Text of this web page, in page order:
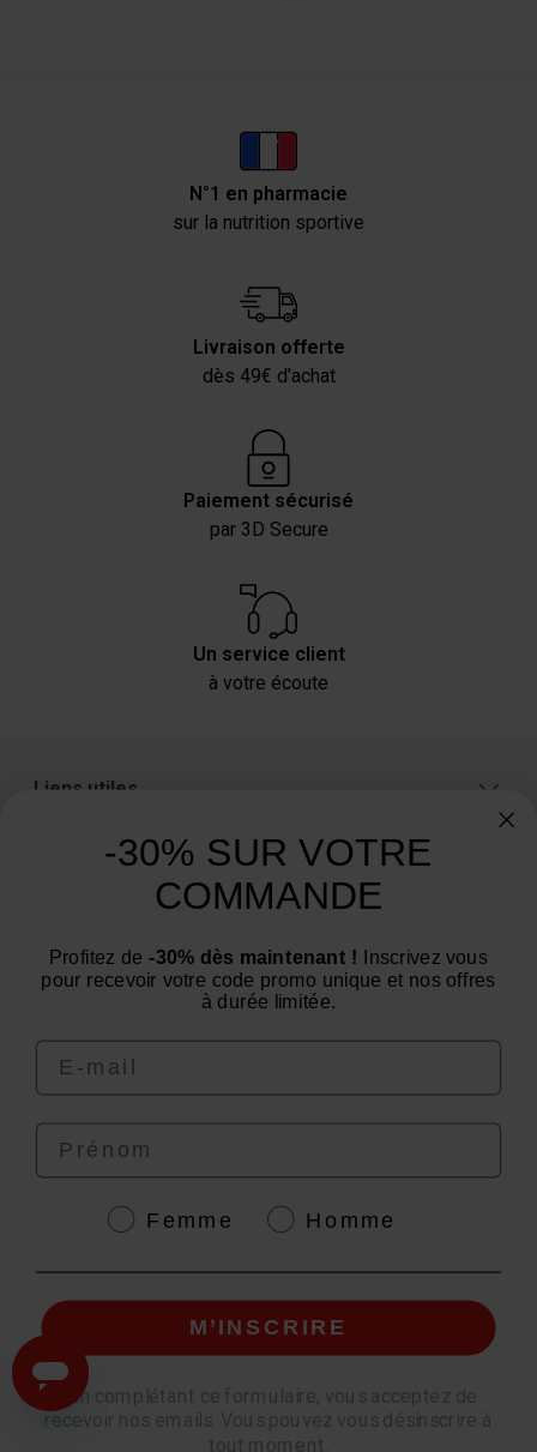
N°1 en pharmacie
sur la nutrition sportive
Livraison offerte
dès 49€ d'achat
Paiement sécurisé
par 3D Secure
Un service client
à votre écoute
Liens utiles
Nous contacter par email
© EAFIT 2026 | Paiement sécurisé | *Norme AFNOR NF EN 17444. Voir fiche
produit.
granions.fr|punch-power.com
-30% SUR VOTRE
COMMANDE
Profitez de -30% dès maintenant ! Inscrivez vous
pour recevoir votre code promo unique et nos offres
à durée limitée.
Email
Prénom
GenreFemme Homme
M’INSCRIRE
En complétant ce formulaire, vous acceptez de
recevoir nos emails. Vous pouvez vous désinscrire à
tout moment.